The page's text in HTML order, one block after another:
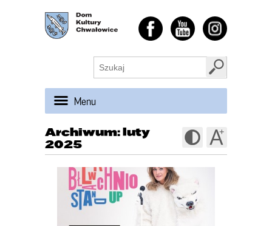
Menu
Archiwum: luty
2025